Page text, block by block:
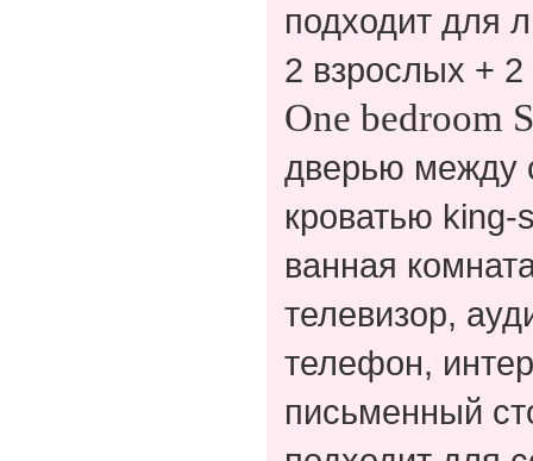
подходит для
2 взрослых +
One bedroom
дверью между
кроватью
ванная
телевизор,
телефон,
письменный